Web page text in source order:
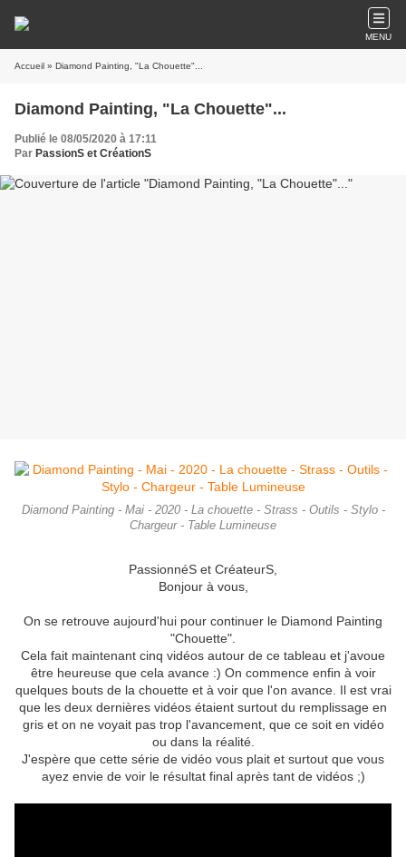
MENU
Accueil » Diamond Painting, "La Chouette"...
Diamond Painting, "La Chouette"...
Publié le 08/05/2020 à 17:11
Par PassionS et CréationS
Diamond Painting - Mai - 2020 - La chouette - Strass - Outils - Stylo -
Chargeur - Table Lumineuse
PassionnéS et CréateurS,
Bonjour à vous,
On se retrouve aujourd'hui pour continuer le Diamond Painting
"Chouette".
Cela fait maintenant cinq vidéos autour de ce tableau et j'avoue
être heureuse que cela avance :) On commence enfin à voir
quelques bouts de la chouette et à voir que l'on avance. Il est vrai
que les deux dernières vidéos étaient surtout du remplissage en
gris et on ne voyait pas trop l'avancement, que ce soit en vidéo
ou dans la réalité.
J'espère que cette série de vidéo vous plait et surtout que vous
ayez envie de voir le résultat final après tant de vidéos ;)